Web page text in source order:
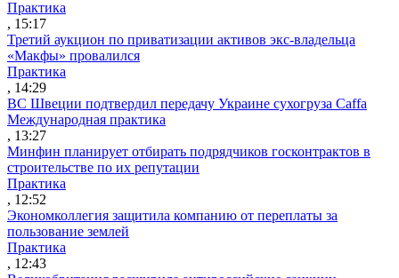
Практика
, 15:17
Третий аукцион по приватизации активов экс-владельца
«Макфы» провалился
Практика
, 14:29
ВС Швеции подтвердил передачу Украине сухогруза Caffa
Международная практика
, 13:27
Минфин планирует отбирать подрядчиков госконтрактов в
строительстве по их репутации
Практика
, 12:52
Экономколлегия защитила компанию от переплаты за
пользование землей
Практика
, 12:43